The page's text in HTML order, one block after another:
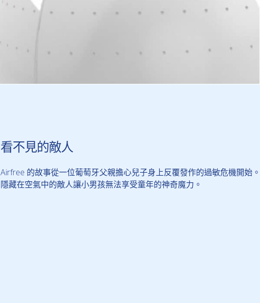
看不見的敵人
Airfree 的故事從一位葡萄牙父親擔心兒子身上反覆發作的過敏危機開始。
隱藏在空氣中的敵人讓小男孩無法享受童年的神奇魔力。